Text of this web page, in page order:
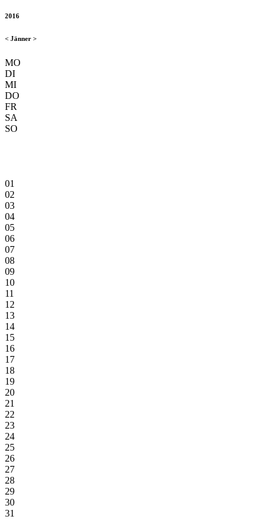
2016
< Jänner >
MO
DI
MI
DO
FR
SA
SO
01
02
03
04
05
06
07
08
09
10
11
12
13
14
15
16
17
18
19
20
21
22
23
24
25
26
27
28
29
30
31